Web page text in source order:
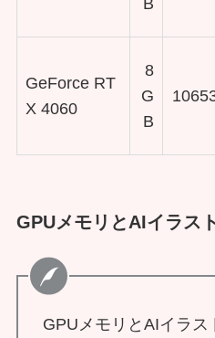
B
GeForce RT
X 4060
8
G
B
GPUメモリとAIイラス
GPUメモリとAIイラス